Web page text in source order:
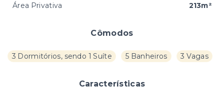
Cômodos
3 Dormitórios, sendo 1 Suíte 5 Banheiros 3 Vagas
Características
Área Privativa
213m²